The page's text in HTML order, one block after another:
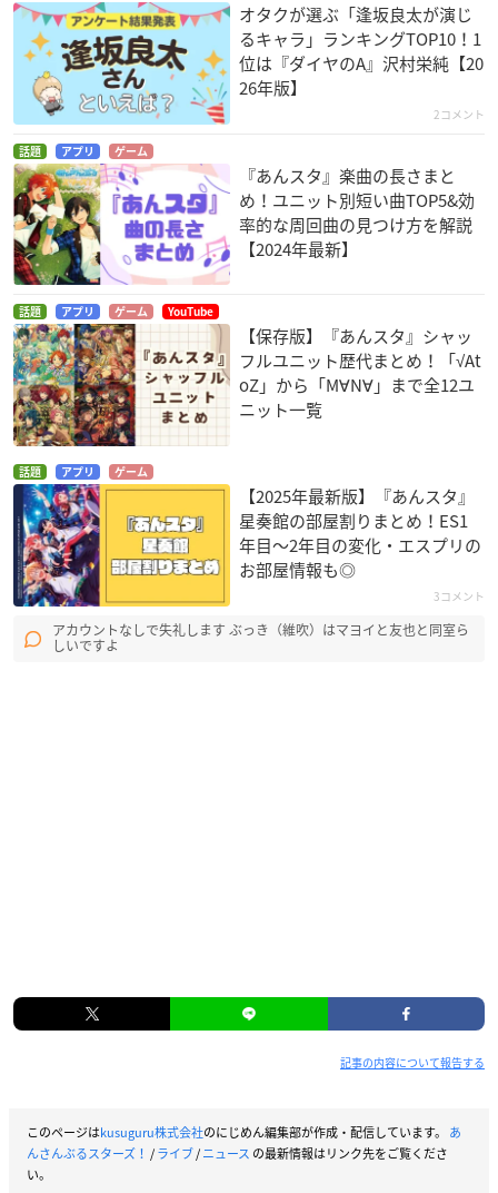
オタクが選ぶ「逢坂良太が演じ
るキャラ」ランキングTOP10！1
位は『ダイヤのA』沢村栄純【20
26年版】
2コメント
話題 アプリ ゲーム
『あんスタ』楽曲の長さまと
め！ユニット別短い曲TOP5&効
率的な周回曲の見つけ方を解説
【2024年最新】
話題 アプリ ゲーム YouTube
【保存版】『あんスタ』シャッ
フルユニット歴代まとめ！「√At
oZ」から「M∀N∀」まで全12ユ
ニット一覧
話題 アプリ ゲーム
【2025年最新版】『あんスタ』
星奏館の部屋割りまとめ！ES1
年目〜2年目の変化・エスプリの
お部屋情報も◎
3コメント
アカウントなしで失礼します ぶっき（維吹）はマヨイと友也と同室ら
しいですよ
記事の内容について報告する
このページはkusuguru株式会社のにじめん編集部が作成・配信しています。 あ
んさんぶるスターズ！ /ライブ/ニュース の最新情報はリンク先をご覧くださ
い。